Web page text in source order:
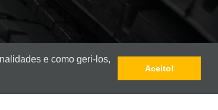
e como geri-los,
Aceito!